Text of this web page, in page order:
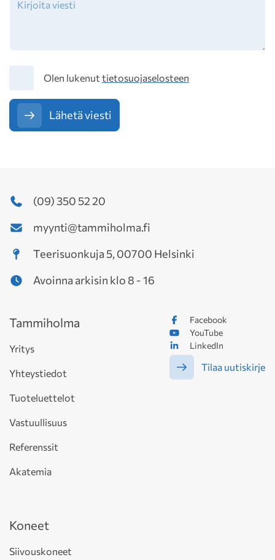
TietosuojaOlen lukenut tietosuojaselosteen
Lähetä viesti
(09) 350 52 20
myynti@tammiholma.fi
Teerisuonkuja 5, 00700 Helsinki
Avoinna arkisin klo 8 - 16
Facebook
YouTube
LinkedIn
Tilaa uutiskirje
Tammiholma
Yritys
Yhteystiedot
Tuoteluettelot
Vastuullisuus
Referenssit
Akatemia
Koneet
Siivouskoneet